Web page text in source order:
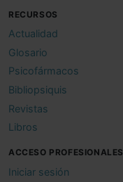
RECURSOS
Actualidad
Glosario
Psicofármacos
Bibliopsiquis
Revistas
Libros
ACCESO PROFESIONALES
Iniciar sesión